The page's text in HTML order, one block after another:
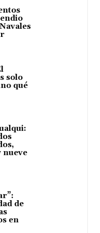
solo
qué
nueve
de
en